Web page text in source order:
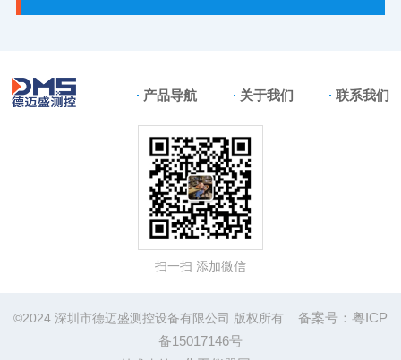
产品导航 关于我们 联系我们
扫一扫 添加微信
©2024 深圳市德迈盛测控设备有限公司 版权所有 备案号：粤ICP
备15017146号